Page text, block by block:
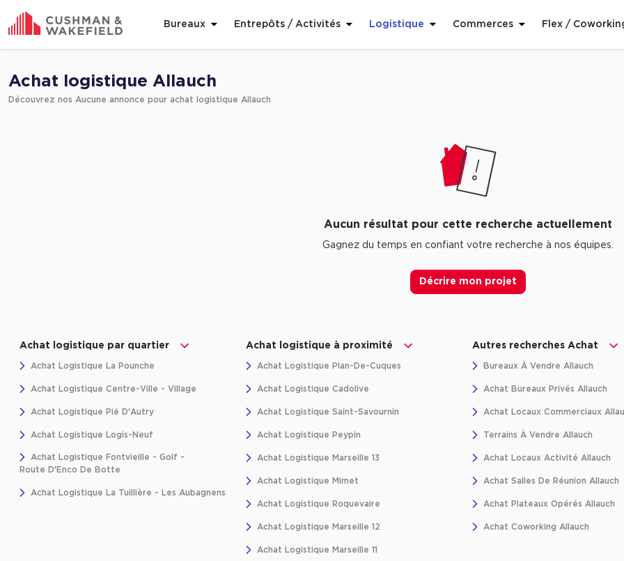
Bureaux Entrepôts / Activités Logistique Commerces Flex /
Achat logistique Allauch
Découvrez nos Aucune annonce pour achat logistique Allauch
Aucun résultat pour cette recherche actuellement
Gagnez du temps en confiant votre recherche à nos équipes.
Décrire mon projet
Achat logistique par quartier
Achat Logistique La Pounche
Achat Logistique Centre-Ville - Village
Achat Logistique Pié D'Autry
Achat Logistique Logis-Neuf
Achat Logistique Fontvieille - Golf -
Route D'Enco De Botte
Achat Logistique La Tuillière - Les Aubagnens
Achat logistique à proximité
Achat Logistique Plan-De-Cuques
Achat Logistique Cadolive
Achat Logistique Saint-Savournin
Achat Logistique Peypin
Achat Logistique Marseille 13
Achat Logistique Mimet
Achat Logistique Roquevaire
Achat Logistique Marseille 12
Achat Logistique Marseille 11
Autres recherches Achat
Bureaux À Vendre Allauch
Achat Bureaux Privés Allauch
Achat Locaux Commerciaux
Terrains À Vendre Allauch
Achat Locaux Activité Allauch
Achat Salles De Réunion Allauch
Achat Plateaux Opérés Allauch
Achat Coworking Allauch